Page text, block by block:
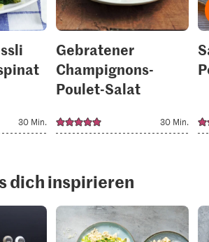
30 Min.
Gebratener
Champignons-
Poulet-Salat
30 Min.
dich inspirieren